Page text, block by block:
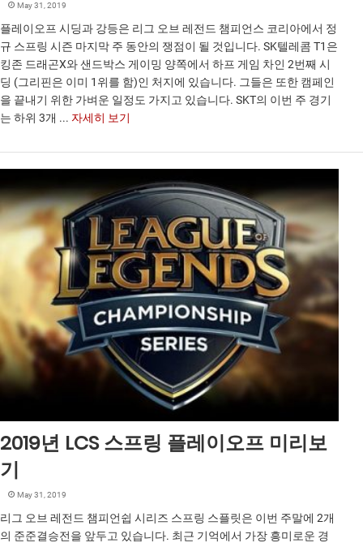
May 31, 2019
플레이오프 시딩과 강등은 리그 오브 레전드 챔피언스 코리아에서 정
규 스프링 시즌 마지막 주 동안의 쟁점이 될 것입니다. SK텔레콤 T1은
킹존 드래곤X와 샌드박스 게이밍 양쪽에서 하프 게임 차인 2번째 시
딩 (그리핀은 이미 1위를 함)인 처지에 있습니다. 그들은 또한 캠페인
을 끝내기 위한 가벼운 일정도 가지고 있습니다. SKT의 이번 주 경기
는 하위 3개 ... 자세히 보기
2019년 LCS 스프링 플레이오프 미리보
기
May 31, 2019
리그 오브 레전드 챔피언쉽 시리즈 스프링 스플릿은 이번 주말에 2개
의 준준결승전을 앞두고 있습니다. 최근 기억에서 가장 흥미로운 경